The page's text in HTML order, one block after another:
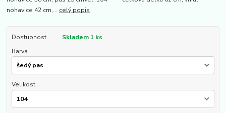
nohavice 42 cm,... celý popis
Dostupnost
Skladem 1 ks
Barva
Velikost